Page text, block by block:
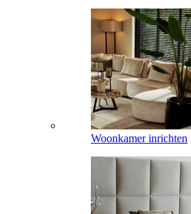
Woonkamer inrichten